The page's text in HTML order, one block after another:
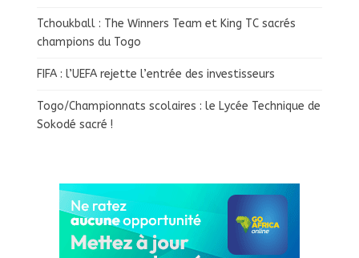
Tchoukball : The Winners Team et King TC sacrés
champions du Togo
FIFA : l’UEFA rejette l’entrée des investisseurs
Togo/Championnats scolaires : le Lycée Technique de
Sokodé sacré !